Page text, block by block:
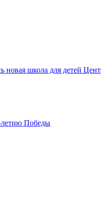
новая школа для детей
летию Победы